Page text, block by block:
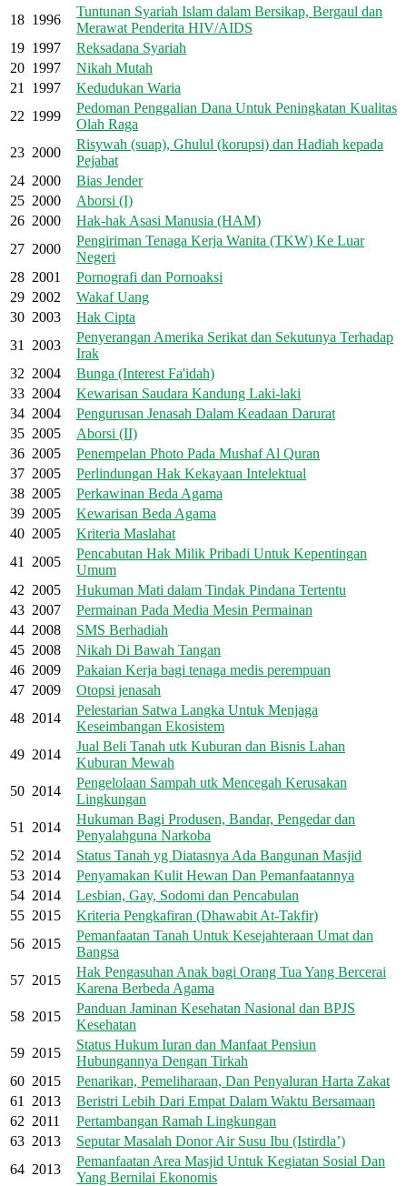
18 1996
Tuntunan Syariah Islam dalam Bersikap, Bergaul dan
Merawat Penderita HIV/AIDS
19 1997
Reksadana Syariah
20 1997
Nikah Mutah
21
1997
Kedudukan Waria
22 1999
Pedoman Penggalian Dana Untuk Peningkatan Kualitas
Olah Raga
23 2000
Risywah (suap), Ghulul (korupsi) dan Hadiah kepada
Pejabat
24 2000
Bias Jender
25 2000
Aborsi (I)
26 2000
Hak-hak Asasi Manusia (HAM)
27 2000
Pengiriman Tenaga Kerja Wanita (TKW) Ke Luar
Negeri
28 2001
Pornografi dan Pornoaksi
29 2002
Wakaf Uang
30 2003
Hak Cipta
31
2003
Penyerangan Amerika Serikat dan Sekutunya Terhadap
Irak
32 2004
Bunga (Interest Fa'idah)
33 2004
Kewarisan Saudara Kandung Laki-laki
34 2004
Pengurusan Jenasah Dalam Keadaan Darurat
35 2005
Aborsi (II)
36 2005
Penempelan Photo Pada Mushaf Al Quran
37 2005
Perlindungan Hak Kekayaan Intelektual
38 2005
Perkawinan Beda Agama
39 2005
Kewarisan Beda Agama
40 2005
Kriteria Maslahat
41
2005
Pencabutan Hak Milik Pribadi Untuk Kepentingan
Umum
42 2005
Hukuman Mati dalam Tindak Pindana Tertentu
43 2007
Permainan Pada Media Mesin Permainan
44 2008
SMS Berhadiah
45 2008
Nikah Di Bawah Tangan
46 2009
Pakaian Kerja bagi tenaga medis perempuan
47 2009
Otopsi jenasah
48 2014
Pelestarian Satwa Langka Untuk Menjaga
Keseimbangan Ekosistem
49 2014
Jual Beli Tanah utk Kuburan dan Bisnis Lahan
Kuburan Mewah
50 2014
Pengelolaan Sampah utk Mencegah Kerusakan
Lingkungan
51
2014
Hukuman Bagi Produsen, Bandar, Pengedar dan
Penyalahguna Narkoba
52 2014
Status Tanah yg Diatasnya Ada Bangunan Masjid
53 2014
Penyamakan Kulit Hewan Dan Pemanfaatannya
54 2014
Lesbian, Gay, Sodomi dan Pencabulan
55 2015
Kriteria Pengkafiran (Dhawabit At-Takfir)
56 2015
Pemanfaatan Tanah Untuk Kesejahteraan Umat dan
Bangsa
57 2015
Hak Pengasuhan Anak bagi Orang Tua Yang Bercerai
Karena Berbeda Agama
58 2015
Panduan Jaminan Kesehatan Nasional dan BPJS
Kesehatan
59 2015
Status Hukum Iuran dan Manfaat Pensiun
Hubungannya Dengan Tirkah
60 2015
Penarikan, Pemeliharaan, Dan Penyaluran Harta Zakat
61
2013
Beristri Lebih Dari Empat Dalam Waktu Bersamaan
62 2011
Pertambangan Ramah Lingkungan
63 2013
Seputar Masalah Donor Air Susu Ibu (Istirdla’)
64 2013
Pemanfaatan Area Masjid Untuk Kegiatan Sosial Dan
Yang Bernilai Ekonomis